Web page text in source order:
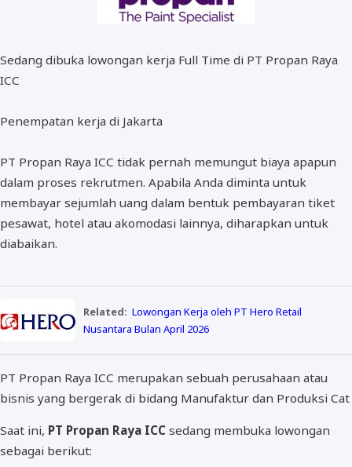
Sedang dibuka lowongan kerja Full Time di PT Propan Raya
ICC
Penempatan kerja di Jakarta
PT Propan Raya ICC tidak pernah memungut biaya apapun
dalam proses rekrutmen. Apabila Anda diminta untuk
membayar sejumlah uang dalam bentuk pembayaran tiket
pesawat, hotel atau akomodasi lainnya, diharapkan untuk
diabaikan.
Related: Lowongan Kerja oleh PT Hero Retail
Nusantara Bulan April 2026
PT Propan Raya ICC merupakan sebuah perusahaan atau
bisnis yang bergerak di bidang Manufaktur dan Produksi Cat
Saat ini, PT Propan Raya ICC sedang membuka lowongan
sebagai berikut: